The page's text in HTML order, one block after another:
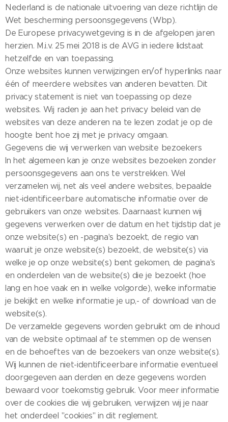
Nederland is de nationale uitvoering van deze richtlijn de
Wet bescherming persoonsgegevens (Wbp).
De Europese privacywetgeving is in de afgelopen jaren
herzien. M.i.v. 25 mei 2018 is de AVG in iedere lidstaat
hetzelfde en van toepassing.
Onze websites kunnen verwijzingen en/of hyperlinks naar
één of meerdere websites van anderen bevatten. Dit
privacy statement is niet van toepassing op deze
websites. Wij raden je aan het privacy beleid van de
websites van deze anderen na te lezen zodat je op de
hoogte bent hoe zij met je privacy omgaan.
Gegevens die wij verwerken van website bezoekers
In het algemeen kan je onze websites bezoeken zonder
persoonsgegevens aan ons te verstrekken. Wel
verzamelen wij, net als veel andere websites, bepaalde
niet-identificeerbare automatische informatie over de
gebruikers van onze websites. Daarnaast kunnen wij
gegevens verwerken over de datum en het tijdstip dat je
onze website(s) en -pagina's bezoekt, de regio van
waaruit je onze website(s) bezoekt, de website(s) via
welke je op onze website(s) bent gekomen, de pagina's
en onderdelen van de website(s) die je bezoekt (hoe
lang en hoe vaak en in welke volgorde), welke informatie
je bekijkt en welke informatie je up,- of download van de
website(s).
De verzamelde gegevens worden gebruikt om de inhoud
van de website optimaal af te stemmen op de wensen
en de behoeftes van de bezoekers van onze website(s).
Wij kunnen de niet-identificeerbare informatie eventueel
doorgegeven aan derden en deze gegevens worden
bewaard voor toekomstig gebruik. Voor meer informatie
over de cookies die wij gebruiken, verwijzen wij je naar
het onderdeel "cookies" in dit reglement.